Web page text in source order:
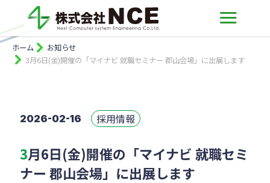
ホーム
お知らせ
3月6日(金)開催の「マイナビ 就職セミナー 郡山会場」に出展します
2026-02-16 採用情報
3月6日(金)開催の「マイナビ 就職セミ
ナー 郡山会場」に出展します